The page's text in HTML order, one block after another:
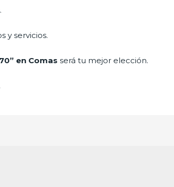
y servicios.
en Comas será tu mejor elección.